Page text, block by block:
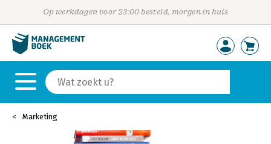
Op werkdagen voor 23:00 besteld, morgen in huis
Marketing